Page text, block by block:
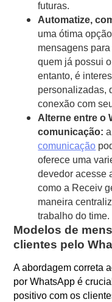
futuras.
Automatize,
uma ótima
mensagens
quem já possui
entanto, é
personalizadas,
conexão com
Alterne entre o
comunicação:
comunicação
oferece uma
devedor acesse
como a Receiv
maneira
trabalho do time.
Modelos de
clientes pelo
A abordagem correta
por WhatsApp é
positivo com os